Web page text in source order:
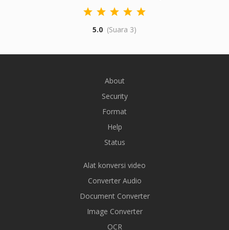
5.0 (Suara 3)
About
Security
Format
Help
Status
Alat konversi video
Converter Audio
Document Converter
Image Converter
OCR